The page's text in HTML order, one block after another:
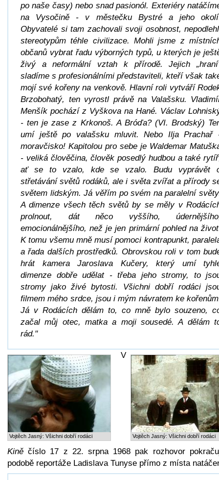
po naše časy) nebo snad pasionól. Exteriéry
na Vysočině - v městečku Bystré a jeho
Obyvatelé si tam zachovali svoji osobnost,
stereotypům téhle civilizace. Mohli jsme z
občanů vybrat řadu výborných typů, u kterých je
živý a neformální vztah k přírodě. Jejich
sladíme s profesionálními představiteli, kteří však
mojí své kořeny na venkově. Hlavní roli vytváří
Brzobohatý, ten vyrostl právě na Valašsku.
Menšík pochází z Vyškova na Hané. Václav
- ten je zase z Krkonoš. A Bróďa? (VI. Brodský)
umí ještě po valašsku mluvit. Nebo Ilja Prachař
moravčisko! Kapitolou pro sebe je Waldemar
- veliká člověčina, člověk posedlý hudbou a také
ať se to vzalo, kde se vzalo. Budu vyprávět
střetávání světů rodáků, ale i světa zvířat a přírody
světem lidským. Já věřím po svém na paralelní
A dimenze všech těch světů by se měly v
prolnout, dát něco vyššího,
emocionálnějšího, než je jen primární pohled na
K tomu všemu mně musí pomoci kontrapunkt,
a řada dalších prostředků. Obrovskou roli v tom
hrát kamera Jaroslava Kučery, který umí
dimenze dobře udělat - třeba jeho stromy, to
stromy jako živé bytosti. Všichni dobří rodáci
filmem mého srdce, jsou i mým návratem ke
Já v Rodácích dělám to, co mně bylo souzeno,
začal můj otec, matka a moji sousedé. A dělám
rád."
Vojtěch Jasný: Všichni dobří rodáci
Vojtěch Jasný: Všichni dobří rodáci
V
Kině číslo 17 z 22. srpna 1968 pak rozhovor
podobě reportáže Ladislava Tunyse přímo z místa